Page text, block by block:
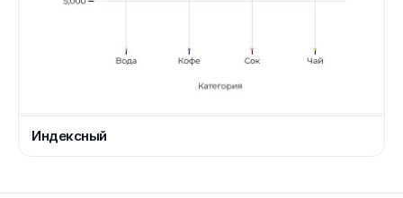
Индексный